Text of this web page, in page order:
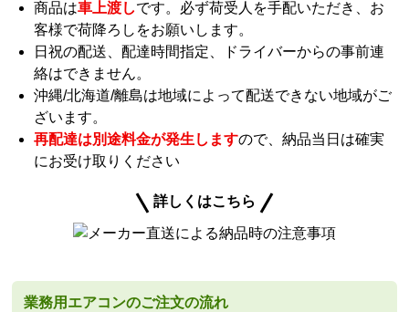
商品は車上渡しです。必ず荷受人を手配いただき、お
客様で荷降ろしをお願いします。
日祝の配送、配達時間指定、ドライバーからの事前連
絡はできません。
沖縄/北海道/離島は地域によって配送できない地域がご
ざいます。
再配達は別途料金が発生しますので、納品当日は確実
にお受け取りください
詳しくはこちら
業務用エアコンのご注文の流れ